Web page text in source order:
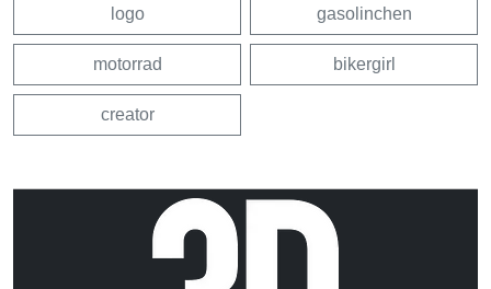
logo gasolinchen
motorrad bikergirl
creator